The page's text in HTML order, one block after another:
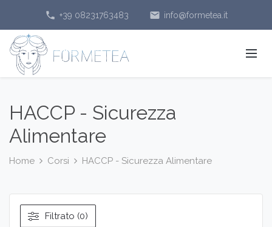
phone +39 08231763483 email info@formetea.it
HACCP - Sicurezza
Alimentare
Home Corsi HACCP - Sicurezza Alimentare
Filtrato (0)